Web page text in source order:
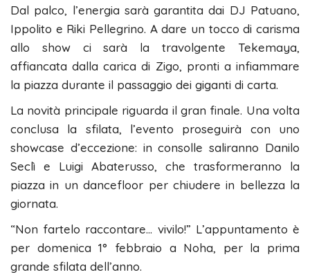
Dal palco, l’energia sarà garantita dai DJ Patuano,
Ippolito e Riki Pellegrino. A dare un tocco di carisma
allo show ci sarà la travolgente Tekemaya,
affiancata dalla carica di Zigo, pronti a infiammare
la piazza durante il passaggio dei giganti di carta.
La novità principale riguarda il gran finale. Una volta
conclusa la sfilata, l’evento proseguirà con uno
showcase d’eccezione: in consolle saliranno Danilo
Seclì e Luigi Abaterusso, che trasformeranno la
piazza in un dancefloor per chiudere in bellezza la
giornata.
“Non fartelo raccontare… vivilo!” L’appuntamento è
per domenica 1° febbraio a Noha, per la prima
grande sfilata dell’anno.